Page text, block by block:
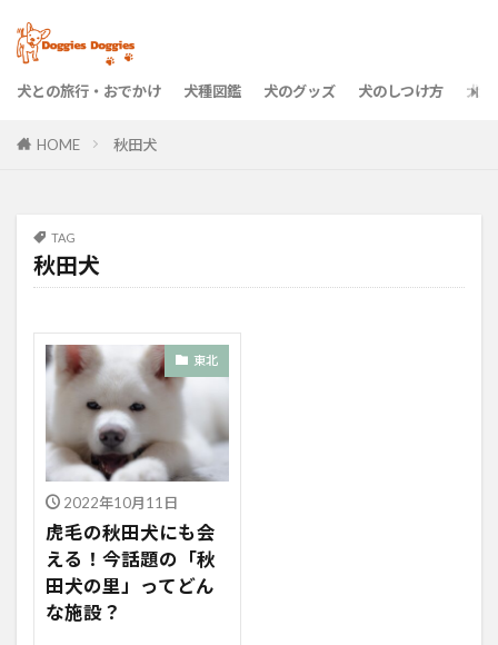
犬との旅行・おでかけ 犬種図鑑 犬のグッズ 犬のしつけ方 犬
HOME 秋田犬
TAG
秋田犬
東北
2022年10月11日
虎毛の秋田犬にも会
える！今話題の「秋
田犬の里」ってどん
な施設？